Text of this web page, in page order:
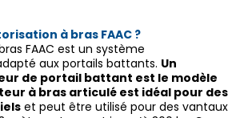
à bras FAAC ?
FAAC est un système
aux portails battants. Un
de portail battant est le modèle
à bras articulé est idéal pour des
et peut être utilisé pour des vantaux